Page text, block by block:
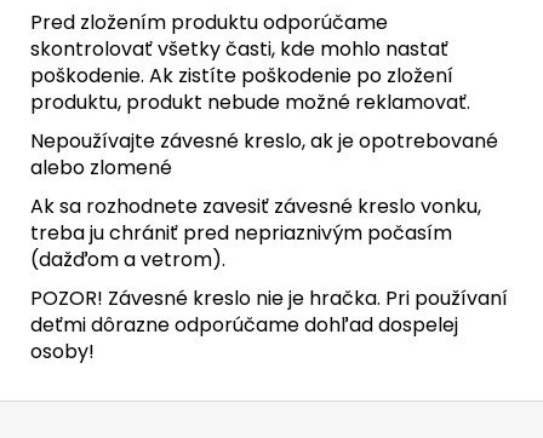
Pred zložením produktu odporúčame
skontrolovať všetky časti, kde mohlo nastať
poškodenie. Ak zistíte poškodenie po zložení
produktu, produkt nebude možné reklamovať.
Nepoužívajte závesné kreslo, ak je opotrebované
alebo zlomené
Ak sa rozhodnete zavesiť závesné kreslo vonku,
treba ju chrániť pred nepriaznivým počasím
(dažďom a vetrom).
POZOR! Závesné kreslo nie je hračka. Pri používaní
deťmi dôrazne odporúčame dohľad dospelej
osoby!